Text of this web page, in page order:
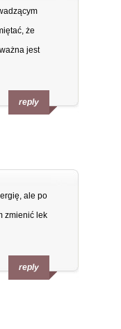
że
jest
reply
ale po
zmienić lek
reply